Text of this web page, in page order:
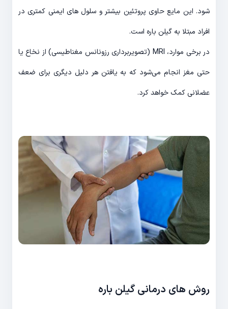
شود. این مایع حاوی پروتئین بیشتر و سلول های ایمنی کمتری در
افراد مبتلا به گیلن باره است.
در برخی موارد، MRI (تصویربرداری رزونانس مغناطیسی) از نخاع یا
حتی مغز انجام می‌شود که به یافتن هر دلیل دیگری برای ضعف
عضلانی کمک خواهد کرد.
روش های درمانی گیلن باره